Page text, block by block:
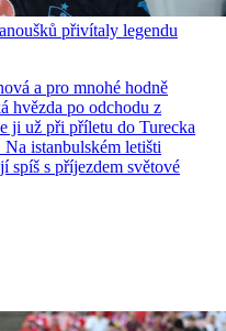
přivítaly legendu
a pro mnohé hodně
hvězda po odchodu z
ji už při příletu do Turecka
istanbulském letišti
spíš s příjezdem světové